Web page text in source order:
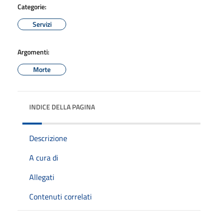
Categorie:
Servizi
Argomenti:
Morte
INDICE DELLA PAGINA
Descrizione
A cura di
Allegati
Contenuti correlati